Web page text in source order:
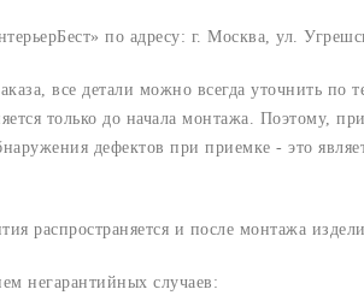
по адресу: г. Москва, ул.
все детали можно всегда уточнить по
только до начала монтажа. Поэтому,
дефектов при приемке - это
и после монтажа
негарантийных случаев: